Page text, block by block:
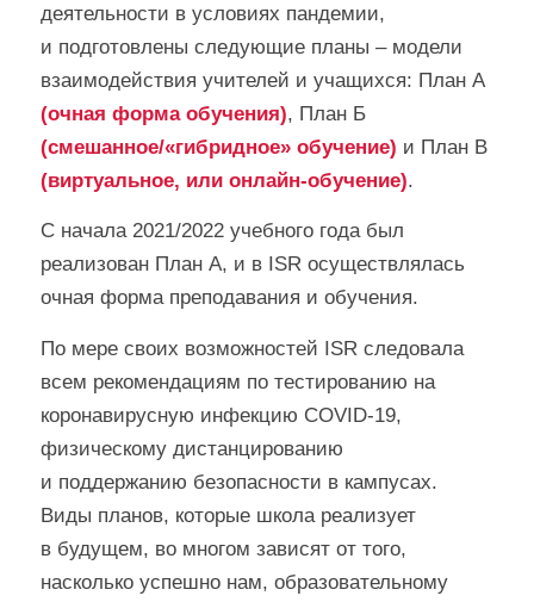
деятельности в условиях пандемии,
и подготовлены следующие планы – модели
взаимодействия учителей и учащихся: План A
(очная форма обучения), План Б
(смешанное/«гибридное» обучение) и План В
(виртуальное, или онлайн-обучение).
С начала 2021/2022 учебного года был
реализован План А, и в ISR осуществлялась
очная форма преподавания и обучения.
По мере своих возможностей ISR следовала
всем рекомендациям по тестированию на
коронавирусную инфекцию COVID-19,
физическому дистанцированию
и поддержанию безопасности в кампусах.
Виды планов, которые школа реализует
в будущем, во многом зависят от того,
насколько успешно нам, образовательному